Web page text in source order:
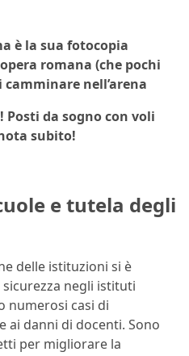
è la sua fotocopia
romana (che pochi
nell’arena
Posti da sogno con voli
subito!
e tutela degli
delle istituzioni si è
negli istituti
numerosi casi di
ai danni di docenti. Sono
per migliorare la